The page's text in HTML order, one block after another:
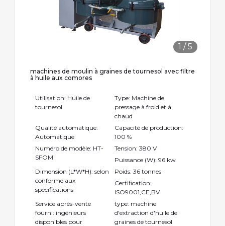
1 /5
machines de moulin à graines de tournesol avec filtre
à huile aux comores
Utilisation: Huile de
tournesol
Type: Machine de
pressage à froid et à
chaud
Qualité automatique:
Automatique
Capacité de production:
100 %
Numéro de modèle: HT-
SFOM
Tension: 380 V
Puissance (W): 96 kw
Dimension (L*W*H): selon
conforme aux
spécifications
Poids: 36 tonnes
Certification:
ISO9001,CE,BV
Service après-vente
fourni: ingénieurs
disponibles pour
type: machine
d'extraction d'huile de
graines de tournesol